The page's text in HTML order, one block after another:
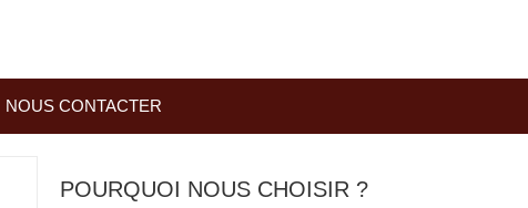
NOUS CONTACTER
POURQUOI NOUS CHOISIR ?